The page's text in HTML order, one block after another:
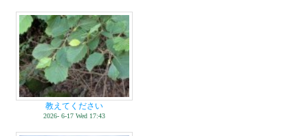
教えてください
2026- 6-17 Wed 17:43